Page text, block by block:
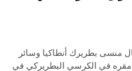
منسى بطريرك أنطاكيا وسائر
مقره في الكرسي البطريركي في